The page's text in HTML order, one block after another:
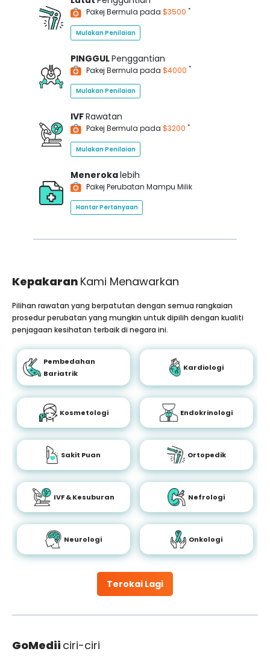
Pakej Bermula pada $3500 *
Mulakan Penilaian
PINGGULPenggantian
Pakej Bermula pada $4000 *
Mulakan Penilaian
IVFRawatan
Pakej Bermula pada $3200 *
Mulakan Penilaian
Menerokalebih
Pakej Perubatan Mampu Milik
Hantar Pertanyaan
Kepakaran Kami Menawarkan
Terokai Lagi
Pilihan rawatan yang berpatutan dengan semua rangkaian
prosedur perubatan yang mungkin untuk dipilih dengan kualiti
penjagaan kesihatan terbaik di negara ini.
Pembedahan
Bariatrik
Kardiologi
Kosmetologi Endokrinologi
Sakit Puan Ortopedik
IVF & Kesuburan Nefrologi
Neurologi Onkologi
GoMedii ciri-ciri